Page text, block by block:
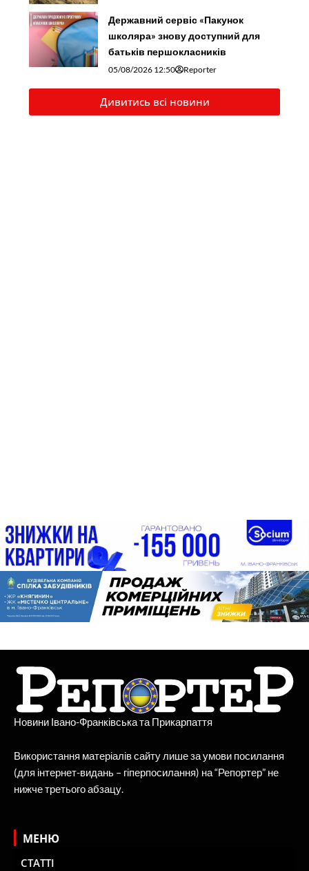
Державний сервіс «Пакунок
школяра» знову доступний для
батьків першокласників
05/08/2026 12:50 Reporter
Дивитись всі новини
Новини Івано-Франківська та Прикарпаття
Використання матеріалів сайту лише за умови посилання
(для інтернет-видань – гіперпосилання) на “Репортер” не
нижче третього абзацу.
МЕНЮ
СТАТТІ